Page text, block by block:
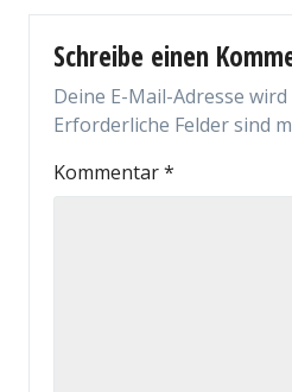
Schreibe einen
Deine E-Mail-Adresse
Erforderliche Felder sind
Kommentar*